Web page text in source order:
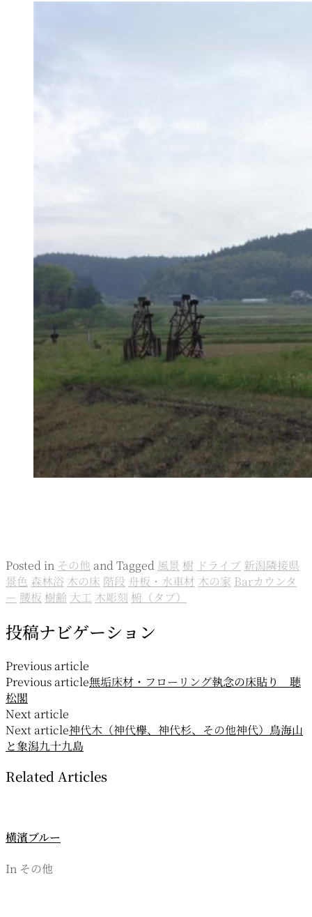
Posted in その他 andTagged 風景 樹 ドライブ 新潟隣接県
景色 森林浴 木の床 階段 舟板・水車材 木の家 Barカウンタ
ー 腰板 樹齢 大工 木彫刻 椨（タブ）
投稿ナビゲーション
Previous article
Previous article無垢床材・フローリング執念の床貼り 聴
松閣
Next article
Next article神代木（神代欅、神代杉、その他神代） 鳥海山
と象潟九十九島
Related Articles
横濱ブルー
In その他